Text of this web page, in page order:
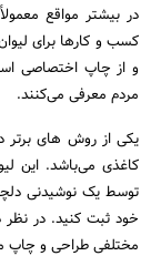
در بیشتر مواقع
کسب و کارها برای
و از چاپ اختصاصی
مردم معرفی می‌کنند.
یکی از روش های برتر
کاغذی می‌باشد. این
توسط یک نوشیدنی
خود ثبت کنید. در نظر
مختلفی طراحی و چاپ